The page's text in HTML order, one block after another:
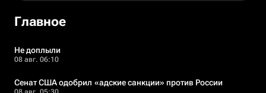
Главное
Не доплыли
08 авг. 06:10
Сенат США одобрил «адские санкции» против России